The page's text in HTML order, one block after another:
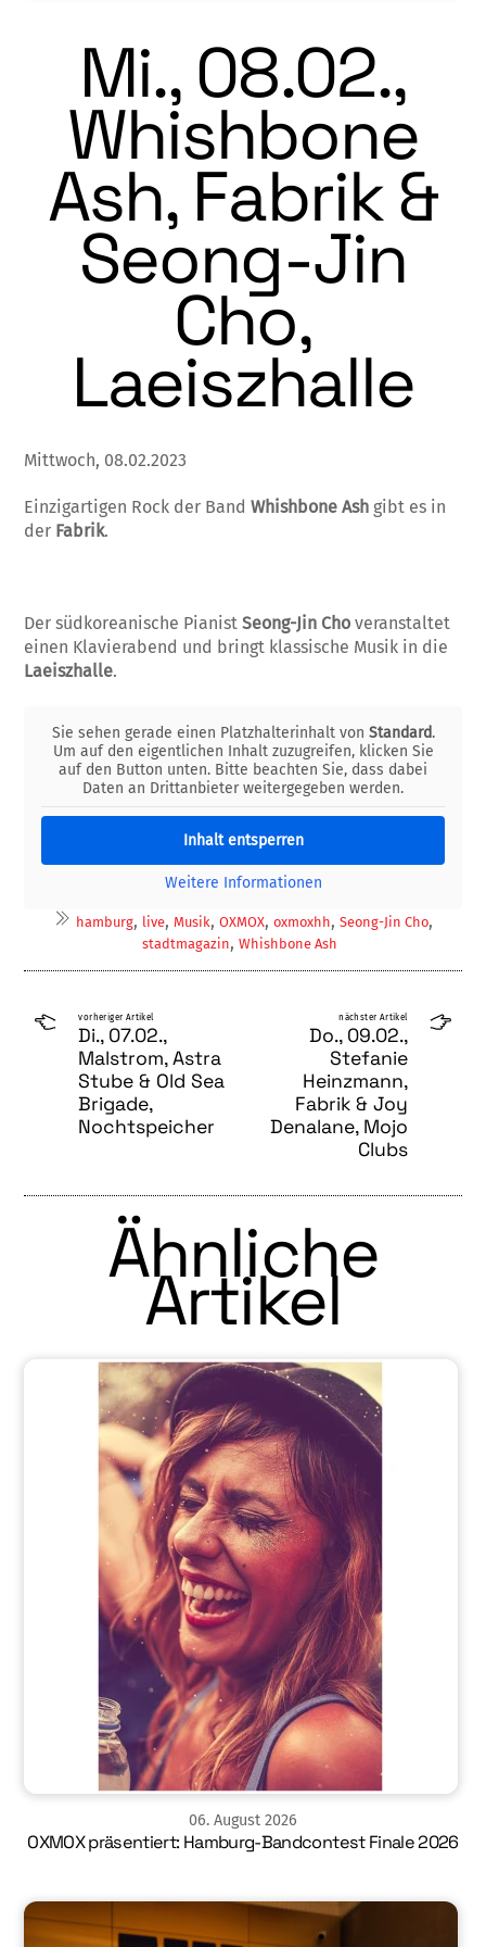
Mi., 08.02.,
Whishbone
Ash, Fabrik &
Seong-Jin
Cho,
Laeiszhalle
Mittwoch, 08.02.2023
Einzigartigen Rock der BandWhishbone Ashgibt es in
der Fabrik.
Der südkoreanische PianistSeong-Jin Choveranstaltet
einen Klavierabend und bringt klassische Musik in die
Laeiszhalle.
Sie sehen gerade einen Platzhalterinhalt von Standard.
Um auf den eigentlichen Inhalt zuzugreifen, klicken Sie
auf den Button unten. Bitte beachten Sie, dass dabei
Daten an Drittanbieter weitergegeben werden.
Inhalt entsperren
Weitere Informationen
hamburg, live, Musik, OXMOX, oxmoxhh, Seong-Jin Cho,
stadtmagazin, Whishbone Ash
vorheriger Artikel
Di., 07.02.,
Malstrom, Astra
Stube & Old Sea
Brigade,
Nochtspeicher
nächster Artikel
Do., 09.02.,
Stefanie
Heinzmann,
Fabrik & Joy
Denalane, Mojo
Clubs
Ähnliche
Artikel
06. August 2026
OXMOX präsentiert: Hamburg-Bandcontest Finale 2026